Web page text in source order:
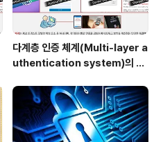
다계층 인증 체계(Multi-layer a
uthentication system)의 특